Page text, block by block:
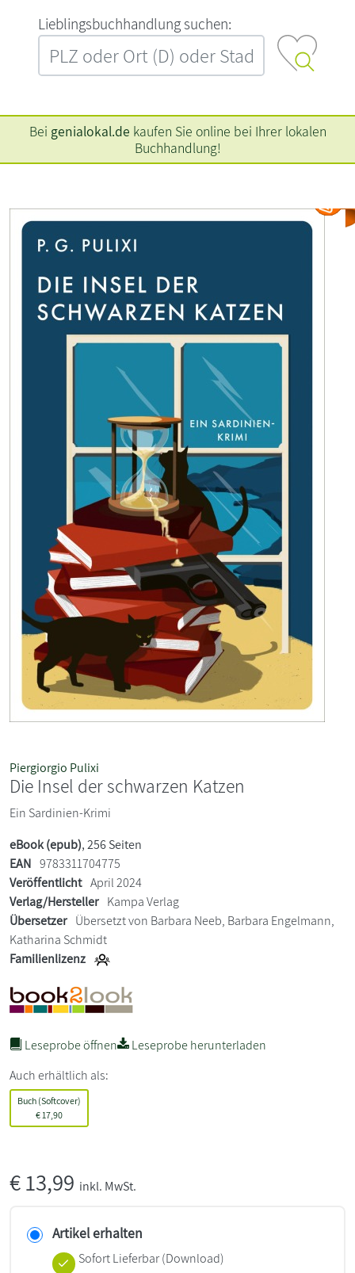
L‍i‍e‍b‍l‍i‍n‍g‍s‍b‍u‍c‍h‍h‍a‍n‍d‍l‍u‍n‍g‍ ‍s‍u‍c‍h‍e‍n‍:‍
Bei genialokal.de kaufen Sie online bei Ihrer lokalen
Buchhandlung!
Piergiorgio Pulixi
Die Insel der schwarzen Katzen
Ein Sardinien-Krimi
eBook (epub), 256 Seiten
EAN 9783311704775
Veröffentlicht April 2024
Verlag/Hersteller Kampa Verlag
Übersetzer Übersetzt von Barbara Neeb, Barbara Engelmann,
Katharina Schmidt
Familienlizenz
Leseprobe öffnen
Leseprobe herunterladen
Auch erhältlich als:
Buch (Softcover)
€ 17,90
€13,99 inkl. MwSt.
Artikel erhalten
Sofort Lieferbar (Download)